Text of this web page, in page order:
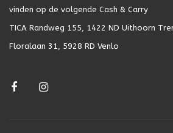
vinden op de volgende Cash & Carry
TICA Randweg 155, 1422 ND Uithoorn
Floralaan 31, 5928 RD Venlo